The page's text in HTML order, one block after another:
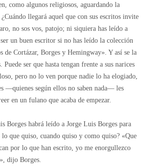
como algunos religiosos, aguardando la
llegará aquel que con sus escritos invite
no sos vos, patojo; ni siquiera has leído a
un buen escritor si no has leído la colección
de Cortázar, Borges y Hemingway». Y así se la
Puede ser que hasta tengan frente a sus narices
pero no lo ven porque nadie lo ha elogiado,
—quienes según ellos no saben nada— les
en un fulano que acaba de empezar.
Borges habrá leído a Jorge Luis Borges para
que quiso, cuando quiso y como quiso? «Que
por lo que han escrito, yo me enorgullezco
dijo Borges.